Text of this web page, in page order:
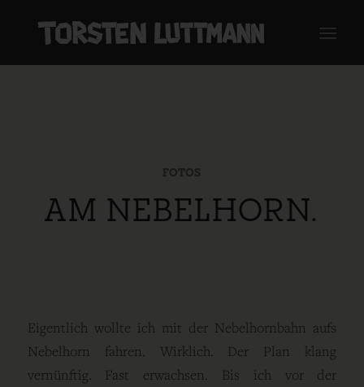
FOTOS
AM NEBELHORN.
Eigentlich wollte ich mit der Nebelhornbahn aufs
Nebelhorn fahren. Wirklich. Der Plan klang
vernünftig. Fast erwachsen. Bis ich vor der